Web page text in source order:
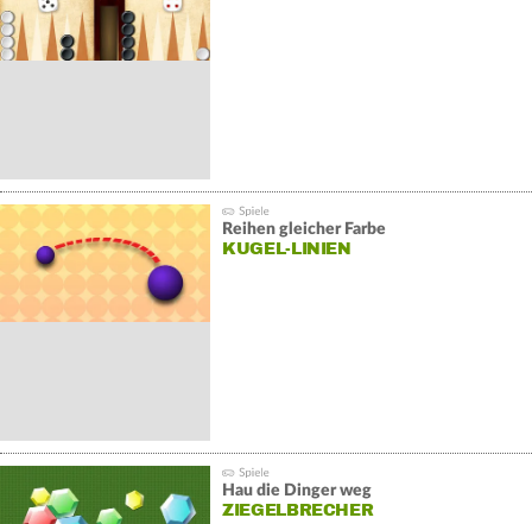
Reihen gleicher Farbe
KUGEL-LINIEN
Hau die Dinger weg
ZIEGELBRECHER